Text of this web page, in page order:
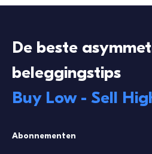
De beste
beleggingstips
Buy Low - Sell
Abonnementen